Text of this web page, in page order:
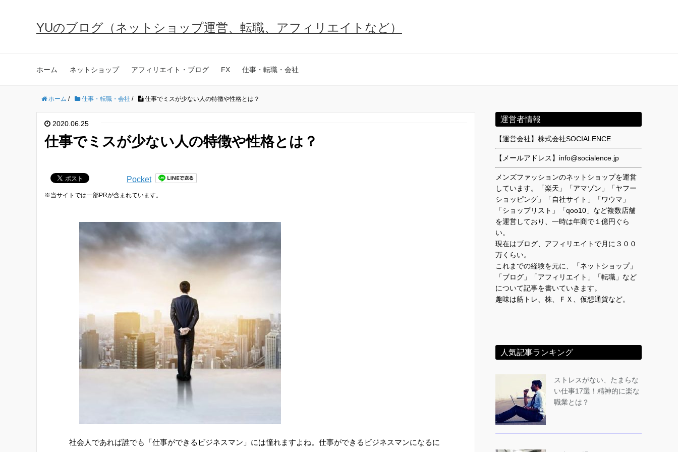
YUのブログ（ネットショップ運営、転職、アフィリエイトなど）
ホーム ネットショップ アフィリエイト・ブログ FX 仕事・転職・会社
ホーム / 仕事・転職・会社 / 仕事でミスが少ない人の特徴や性格とは？
2020.06.25
仕事でミスが少ない人の特徴や性格とは？
Pocket
※当サイトでは一部PRが含まれています。
社会人であれば誰でも「仕事ができるビジネスマン」には憧れますよね。仕事ができるビジネスマンになるに
運営者情報
【運営会社】株式会社SOCIALENCE
【メールアドレス】info@socialence.jp
メンズファッションのネットショップを運営
しています。「楽天」「アマゾン」「ヤフー
ショッピング」「自社サイト」「ワウマ」
「ショップリスト」「qoo10」など複数店舗
を運営しており、一時は年商で１億円ぐら
い。
現在はブログ、アフィリエイトで月に３００
万くらい。
これまでの経験を元に、「ネットショップ」
「ブログ」「アフィリエイト」「転職」など
について記事を書いていきます。
趣味は筋トレ、株、ＦＸ、仮想通貨など。
人気記事ランキング
ストレスがない、たまらな
い仕事17選！精神的に楽な
職業とは？